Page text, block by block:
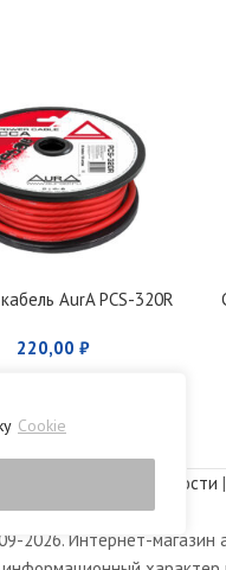
Cookie
AurA PCS-320R
220,00 ₽
конфиденциальности |
2026. Интернет-магазин